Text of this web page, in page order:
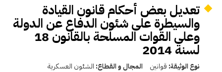
تعديل بعض أحكام قانون القيادة
والسيطرة على شئون الدفاع عن الدولة
وعلى القوات المسلحة بالقانون 18
لسنة 2014
نوع الوثيقة: قوانين المجال و القطاع: الشئون العسكرية